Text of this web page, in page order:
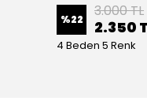
%22 3.000 TL
2.350
4 Beden 5 Renk